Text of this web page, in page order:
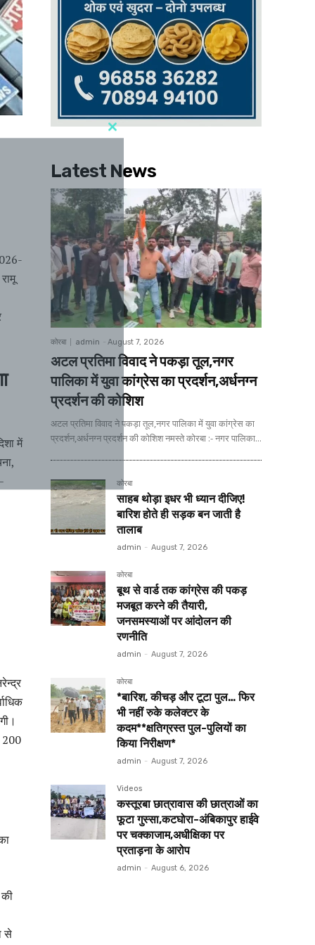
में
200
से
Latest News
कोरबा admin August 7, 2026
अटल प्रतिमा विवाद ने पकड़ा तूल,नगर
पालिका में युवा कांग्रेस का प्रदर्शन,अर्धनग्न
प्रदर्शन की कोशिश
अटल प्रतिमा विवाद ने पकड़ा तूल,नगर पालिका में युवा कांग्रेस का
प्रदर्शन,अर्धनग्न प्रदर्शन की कोशिश नमस्ते कोरबा :- नगर पालिका...
कोरबा
साहब थोड़ा इधर भी ध्यान दीजिए!
बारिश होते ही सड़क बन जाती है
तालाब
admin - August 7, 2026
कोरबा
बूथ से वार्ड तक कांग्रेस की पकड़
मजबूत करने की तैयारी,
जनसमस्याओं पर आंदोलन की
रणनीति
admin - August 7, 2026
कोरबा
*बारिश, कीचड़ और टूटा पुल… फिर
भी नहीं रुके कलेक्टर के
कदम**क्षतिग्रस्त पुल-पुलियों का
किया निरीक्षण*
admin - August 7, 2026
Videos
कस्तूरबा छात्रावास की छात्राओं का
फूटा गुस्सा,कटघोरा-अंबिकापुर हाईवे
पर चक्काजाम,अधीक्षिका पर
प्रताड़ना के आरोप
admin - August 6, 2026